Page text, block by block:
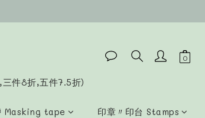
件8折,五件7.5折)
Masking tape 印章〃印台 Stamps